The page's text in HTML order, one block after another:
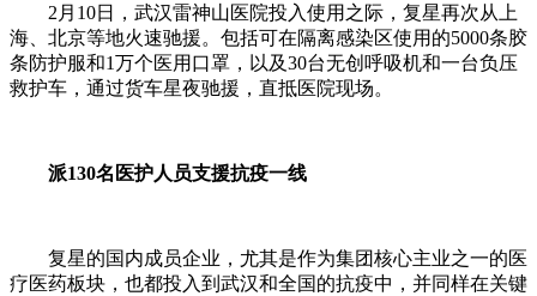
2月10日，武汉雷神山医院投入使用之际，复星再次从上
海、北京等地火速驰援。包括可在隔离感染区使用的5000条胶
条防护服和1万个医用口罩，以及30台无创呼吸机和一台负压
救护车，通过货车星夜驰援，直抵医院现场。
派130名医护人员支援抗疫一线
复星的国内成员企业，尤其是作为集团核心主业之一的医
疗医药板块，也都投入到武汉和全国的抗疫中，并同样在关键